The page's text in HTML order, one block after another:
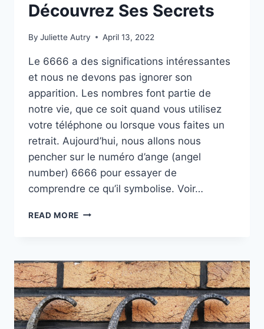
Découvrez Ses Secrets
By Juliette Autry April 13, 2022
Le 6666 a des significations intéressantes
et nous ne devons pas ignorer son
apparition. Les nombres font partie de
notre vie, que ce soit quand vous utilisez
votre téléphone ou lorsque vous faites un
retrait. Aujourd’hui, nous allons nous
pencher sur le numéro d’ange (angel
number) 6666 pour essayer de
comprendre ce qu’il symbolise. Voir…
READ MORE LE
SIGNIFICATION
SPÉCIALE
:
DÉCOUVREZ
SES
SECRETS